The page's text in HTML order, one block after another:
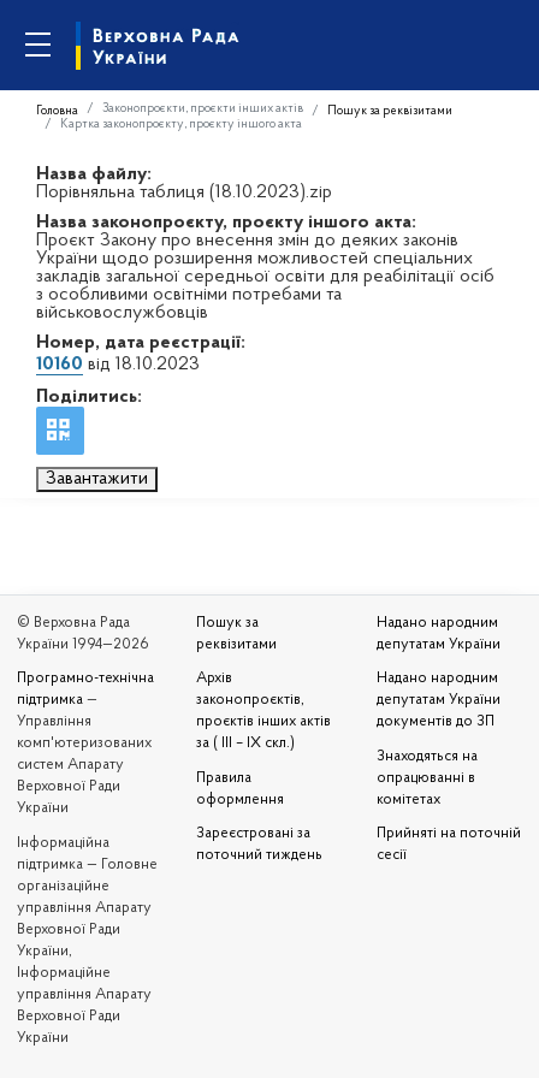
Головна Законопроєкти, проєкти інших актів
Пошук за реквізитами
Картка законопроєкту, проєкту іншого акта
Назва файлу:
Порівняльна таблиця (18.10.2023).zip
Назва законопроєкту, проєкту іншого акта:
Проєкт Закону про внесення змін до деяких законів
України щодо розширення можливостей спеціальних
закладів загальної середньої освіти для реабілітації осіб
з особливими освітніми потребами та
військовослужбовців
Номер, дата реєстрації:
10160 від 18.10.2023
Поділитись:
Завантажити
© Верховна Рада
України 1994—2026
Програмно-технічна
підтримка —
Управління
комп'ютеризованих
систем Апарату
Верховної Ради
України
Iнформаційна
підтримка — Головне
організаційне
управління Апарату
Верховної Ради
України,
Інформаційне
управління Апарату
Верховної Ради
України
Пошук за
реквізитами
Архів
законопроєктів,
проєктів інших актів
за ( III – IX скл.)
Правила
оформлення
Зареєстровані за
поточний тиждень
Надано народним
депутатам України
Надано народним
депутатам України
документів до ЗП
Знаходяться на
опрацюванні в
комітетах
Прийняті на поточній
сесії